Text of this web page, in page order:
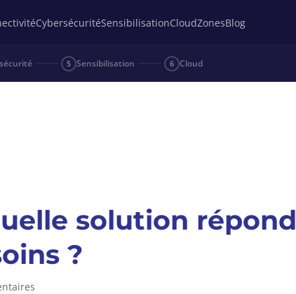
CybersécuritéSensibilisationCloudZonesBlog
5 Sensibilisation 6 Cloud
solution répond
?